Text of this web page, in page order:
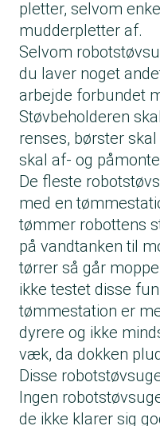
pletter, selvom
mudderpletter af.
Selvom
du laver noget
arbejde forbundet
Støvbeholderen
renses, børster
skal af- og
De fleste
med en
tømmer robottens
på vandtanken til
tørrer så går
ikke testet disse
tømmestation er
dyrere og ikke
væk, da dokken
Disse
Ingen
de ikke klarer sig